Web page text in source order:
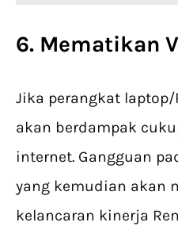
6. Mematikan
Jika perangkat laptop/
akan berdampak
internet. Gangguan
yang kemudian akan
kelancaran kinerja